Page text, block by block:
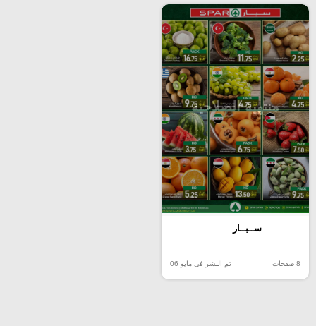
منتهية الصلاحية
ســبــار
8 صفحات تم النشر في مايو 06